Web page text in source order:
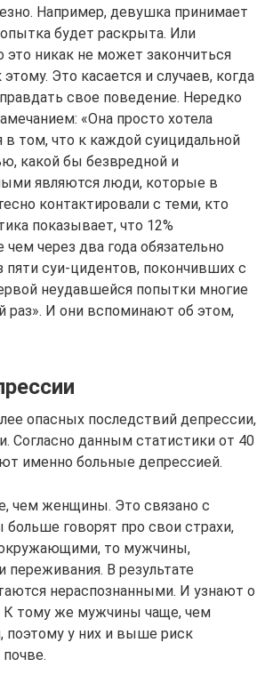
Например, девушка принимает
будет раскрыта. Или
никак не может закончиться
Это касается и случаев, когда
свое поведение. Нередко
«Она просто хотела
том, что к каждой суицидальной
какой бы безвредной и
являются люди, которые в
контактировали с теми, кто
показывает, что 12%
через два года обязательно
суи-цидентов, покончивших с
неудавшейся попытки многие
И они вспоминают об этом,
опасных последствий депрессии,
Согласно данным статистики от 40
именно больные депрессией.
чем женщины. Это связано с
говорят про свои страхи,
окружающими, то мужчины,
В результате
нераспознанными. И узнают о
К тому же мужчины чаще, чем
у них и выше риск